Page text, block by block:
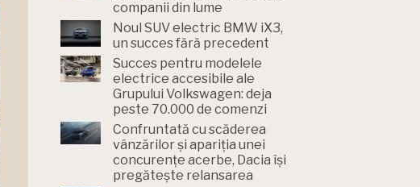
companii din lume
Noul SUV electric BMW iX3,
un succes fără precedent
Succes pentru modelele
electrice accesibile ale
Grupului Volkswagen: deja
peste 70.000 de comenzi
Confruntată cu scăderea
vânzărilor și apariția unei
concurențe acerbe, Dacia își
pregătește relansarea